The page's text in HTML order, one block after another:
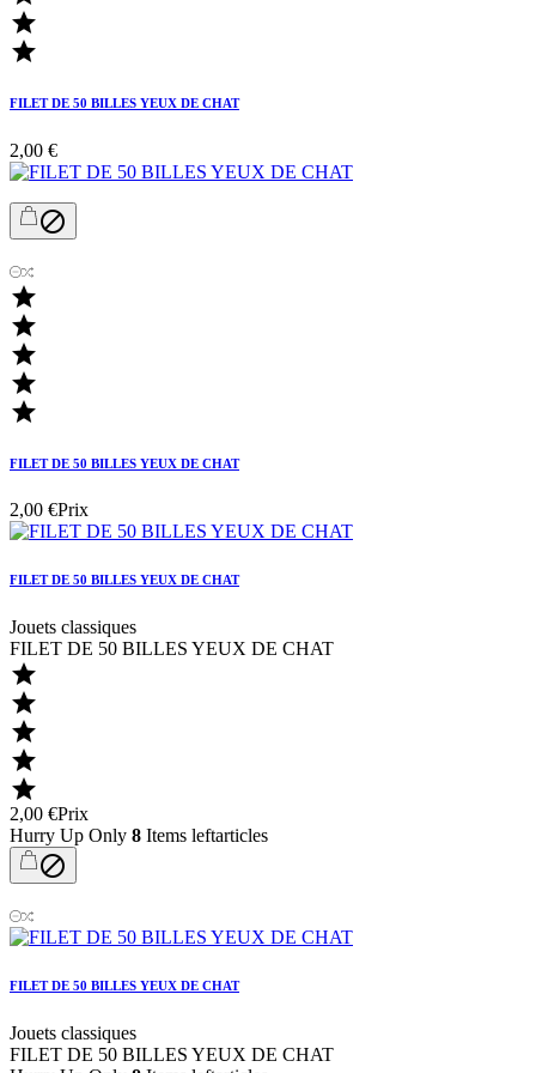


FILET DE 50 BILLES YEUX DE CHAT
2,00 €






FILET DE 50 BILLES YEUX DE CHAT
2,00 €Prix
FILET DE 50 BILLES YEUX DE CHAT
Jouets classiques
FILET DE 50 BILLES YEUX DE CHAT





2,00 €Prix
Hurry Up Only 8 Items leftarticles

FILET DE 50 BILLES YEUX DE CHAT
Jouets classiques
FILET DE 50 BILLES YEUX DE CHAT